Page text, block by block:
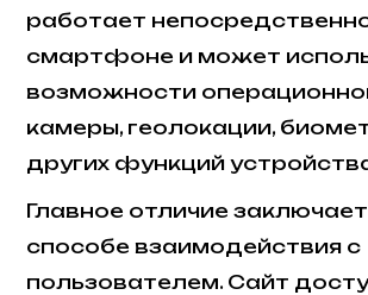
работает
смартфоне и может
возможности
камеры, геолокации,
других функций
Главное отличие
способе взаимодействия с
пользователем. Сайт